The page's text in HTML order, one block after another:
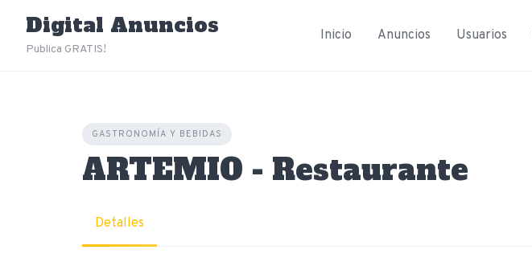
content
Digital Anuncios
Publica GRATIS!
Inicio Anuncios Usuarios
GASTRONOMÍA Y BEBIDAS
ARTEMIO - Restaurante
Detalles